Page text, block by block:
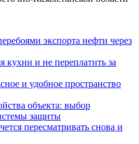
экспорта нефти через
кухни и не переплатить за
и удобное пространство
объекта: выбор
защиты
пересматривать снова и